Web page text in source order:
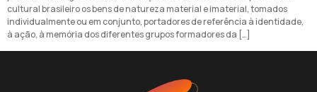
cultural brasileiro os bens de natureza material e imaterial, tomados
individualmente ou em conjunto, portadores de referência à identidade,
à ação, à memória dos diferentes grupos formadores da […]